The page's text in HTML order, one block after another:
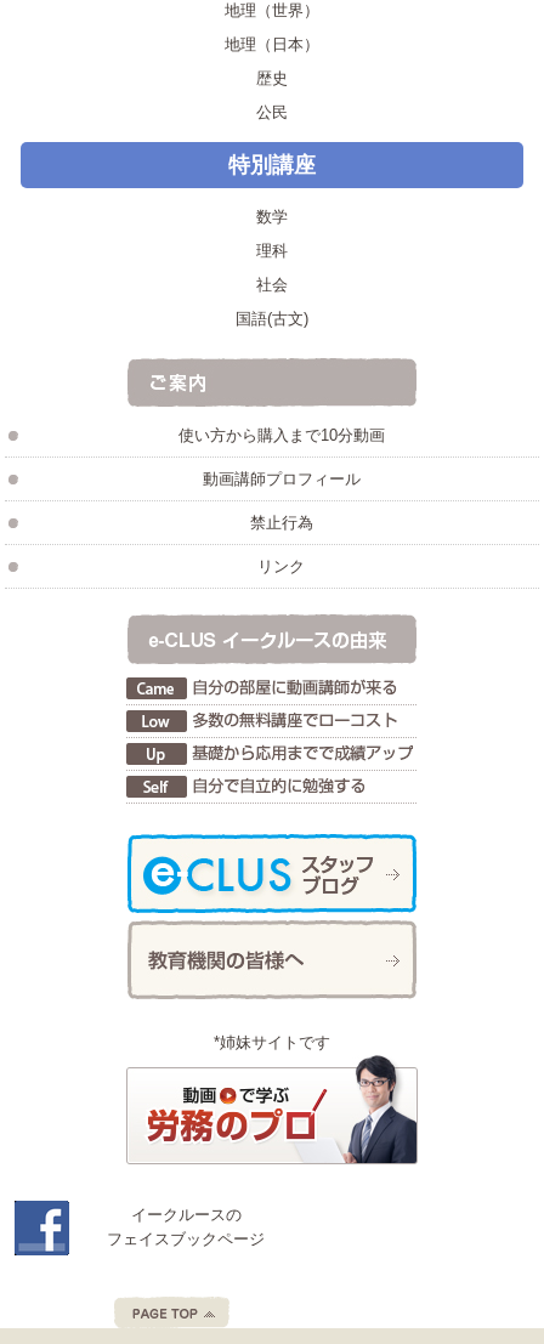
地理（世界）
地理（日本）
歴史
公民
特別講座
数学
理科
社会
国語(古文)
使い方から購入まで10分動画
動画講師プロフィール
禁止行為
リンク
*姉妹サイトです
イークルースの
フェイスブックページ